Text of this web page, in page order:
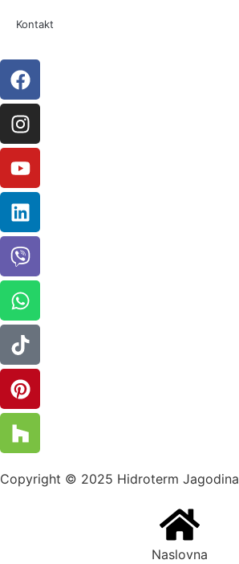
Kontakt
Copyright © 2025 Hidroterm Jagodina
Naslovna